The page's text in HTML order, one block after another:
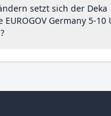
setzt sich der Deka
Germany 5-10